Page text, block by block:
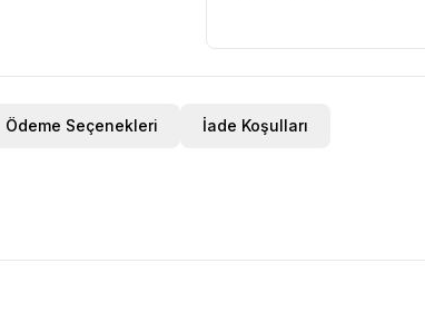
Ödeme Seçenekleri İade Koşulları